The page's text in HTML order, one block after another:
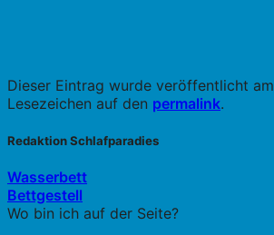
Dieser Eintrag wurde veröffentlicht am
Lesezeichen auf den permalink.
Redaktion Schlafparadies
Wasserbett
Bettgestell
Wo bin ich auf der Seite?